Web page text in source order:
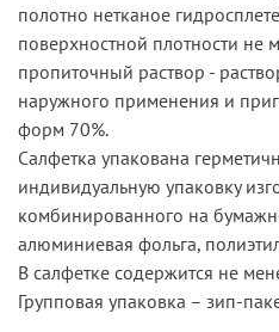
полотно нетканое
поверхностной плотности не
пропиточный раствор -
наружного применения и
форм 70%.
Салфетка упакована
индивидуальную упаковку
комбинированного на
алюминиевая фольга,
В салфетке содержится не
Групповая упаковка – зип-